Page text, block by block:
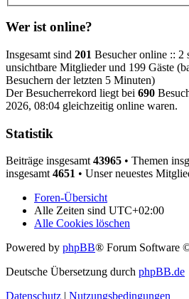
Wer ist online?
Insgesamt sind 201 Besucher online :: 2
unsichtbare Mitglieder und 199 Gäste
Besuchern der letzten 5 Minuten)
Der Besucherrekord liegt bei 690
2026, 08:04 gleichzeitig online waren.
Statistik
Beiträge insgesamt 43965 • Themen
insgesamt 4651 • Unser neuestes
Foren-Übersicht
Alle Zeiten sind UTC+02:00
Alle Cookies löschen
Powered by phpBB® Forum Software
Deutsche Übersetzung durch phpBB.de
Datenschutz | Nutzungsbedingungen